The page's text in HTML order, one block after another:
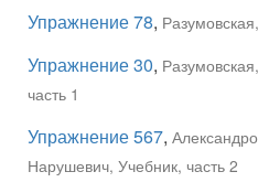
Упражнение 78,
Упражнение 30,
часть 1
Упражнение 567,
Нарушевич, Учебник, часть 2